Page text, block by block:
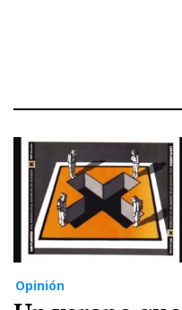
Opinión